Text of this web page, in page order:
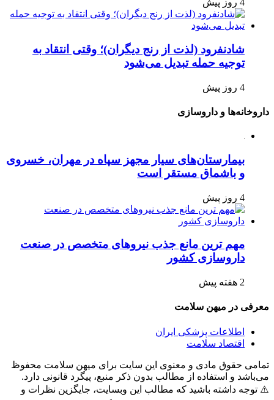
4 روز پیش
شادنفرود (لذت از رنج دیگران)؛ وقتی انتقاد به
توجیه حمله تبدیل می‌شود
4 روز پیش
داروخانه‌ها و داروسازی
بیمارستان‌های سیار مجهز سپاه در مهران، خسروی
و باشماق مستقر است
4 روز پیش
مهم ترین مانع جذب نیروهای متخصص در صنعت
داروسازی کشور
2 هفته پیش
معرفی در میهن سلامت
اطلاعات پزشکی ایران
اقتصاد سلامت
تمامی حقوق مادی و معنوی این سایت برای میهن سلامت محفوظ
می‌باشد و استفاده از مطالب بدون ذکر منبع، پیگرد قانونی دارد.
⚠️ توجه داشته باشید که مطالب این وبسایت، جایگزین نظرات و